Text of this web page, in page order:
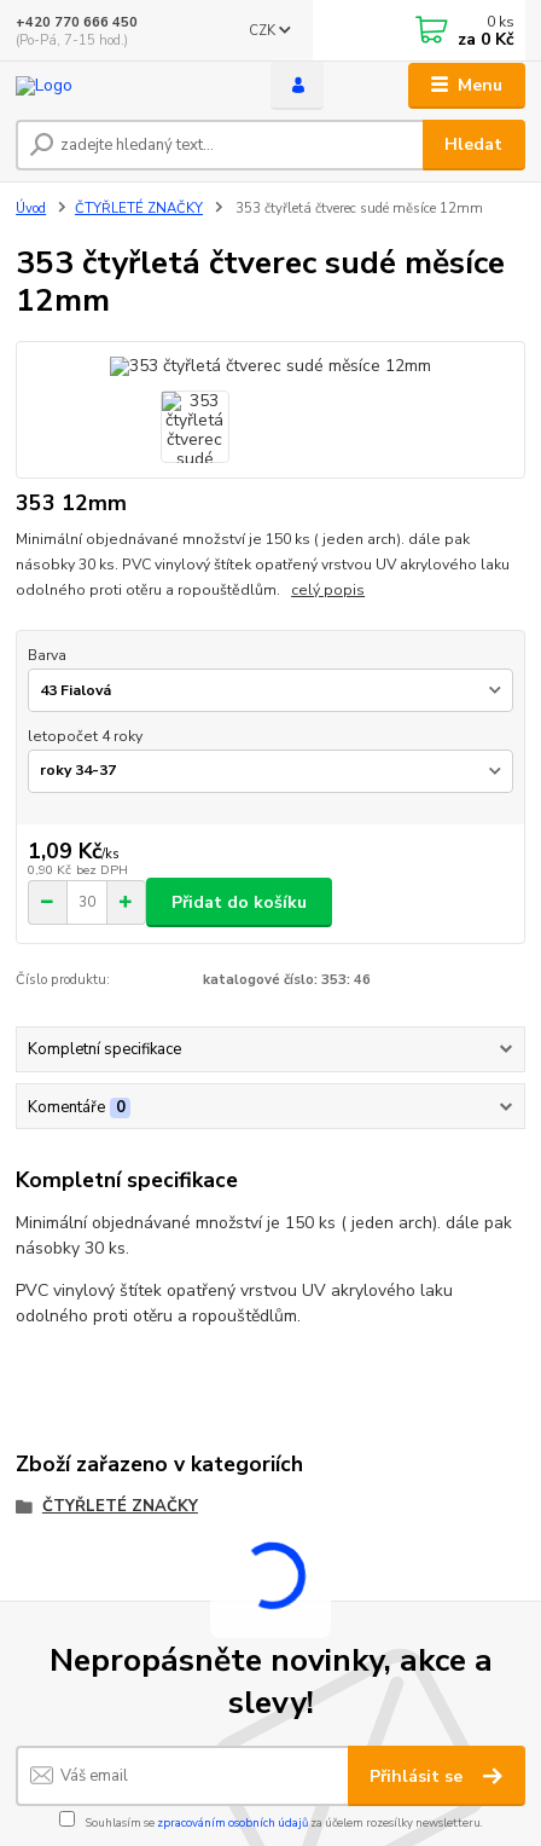
Menu
CZK
Hledat
+420 770 666 450
(Po-Pá, 7-15 hod.)
0 ks
za 0 Kč
Úvod ČTYŘLETÉ ZNAČKY 353 čtyřletá čtverec sudé měsíce 12mm
353 čtyřletá čtverec sudé měsíce
12mm
353 12mm
Minimální objednávané množství je 150 ks ( jeden arch). dále pak
násobky 30 ks. PVC vinylový štítek opatřený vrstvou UV akrylového laku
odolného proti otěru a ropouštědlům. celý popis
Barva
letopočet 4 roky
1,09 Kč/ks
0,90 Kč bez DPH
Přidat do košíku
Číslo produktu: katalogové číslo: 353: 46
Kompletní specifikace
Komentáře 0
Kompletní specifikace
Minimální objednávané množství je 150 ks ( jeden arch). dále pak
násobky 30 ks.
PVC vinylový štítek opatřený vrstvou UV akrylového laku
odolného proti otěru a ropouštědlům.
Zboží zařazeno v kategoriích
ČTYŘLETÉ ZNAČKY
Nepropásněte novinky, akce a
slevy!
Přihlásit se
Souhlasím se zpracováním osobních údajůza účelem rozesílky newsletteru.